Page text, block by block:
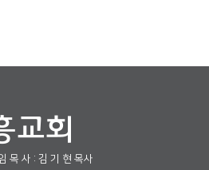
목 사 : 김 기 현 목사